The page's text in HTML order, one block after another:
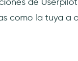
como la tuya a